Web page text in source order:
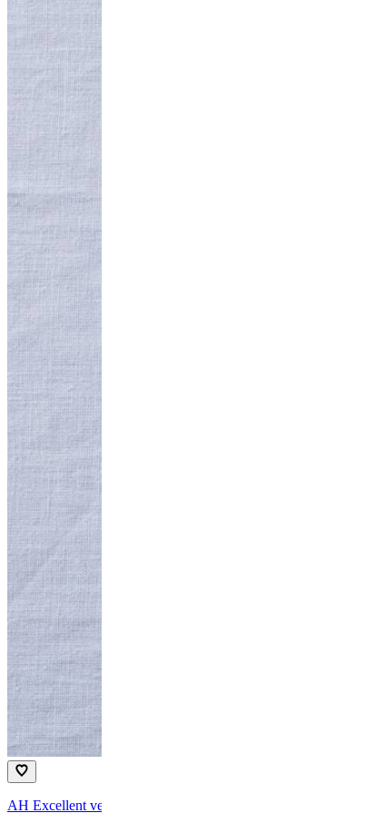
AH Excellent verspakket geroosterde knolselderij